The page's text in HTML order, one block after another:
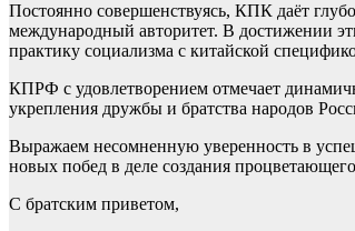
Постоянно совершенствуясь, КПК даёт
международный авторитет. В достижении
практику социализма с китайской
КПРФ с удовлетворением отмечает
укрепления дружбы и братства народов
Выражаем несомненную уверенность в
новых побед в деле создания
С братским приветом,